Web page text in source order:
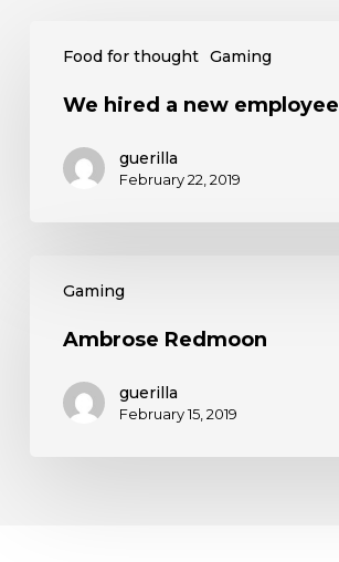
Food for thought Gaming
hired
newWe hired a new employee
guerilla
February 22, 2019
Gaming
Redmoon
Ambrose Redmoon
guerilla
February 15, 2019